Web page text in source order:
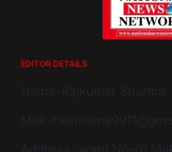
EDITOR DETAILS